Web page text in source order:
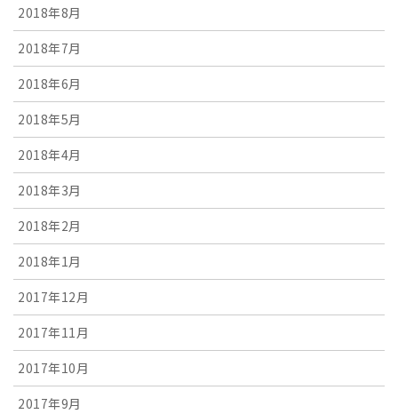
2018年8月
2018年7月
2018年6月
2018年5月
2018年4月
2018年3月
2018年2月
2018年1月
2017年12月
2017年11月
2017年10月
2017年9月